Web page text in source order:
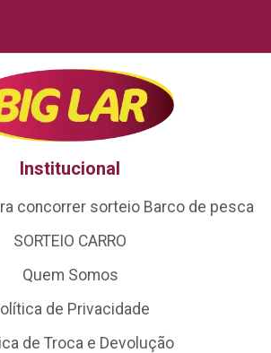
Institucional
concorrer sorteio Barco de pesca
SORTEIO CARRO
Quem Somos
de Privacidade
de Troca e Devolução